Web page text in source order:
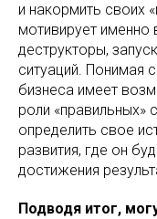
и накормить своих
мотивирует именно
деструкторы,
ситуаций. Понимая
бизнеса имеет
роли «правильных»
определить свое
развития, где он
достижения
Подводя итог,